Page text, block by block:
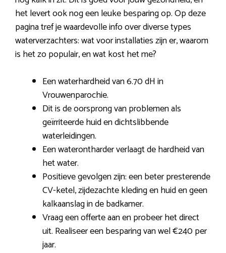
het levert ook nog een leuke besparing op. Op deze
pagina tref je waardevolle info over diverse types
waterverzachters: wat voor installaties zijn er, waarom
is het zo populair, en wat kost het me?
Een waterhardheid van 6.70 dH in
Vrouwenparochie.
Dit is de oorsprong van problemen als
geïrriteerde huid en dichtslibbende
waterleidingen.
Een waterontharder verlaagt de hardheid van
het water.
Positieve gevolgen zijn: een beter presterende
CV-ketel, zijdezachte kleding en huid en geen
kalkaanslag in de badkamer.
Vraag een offerte aan en probeer het direct
uit. Realiseer een besparing van wel €240 per
jaar.